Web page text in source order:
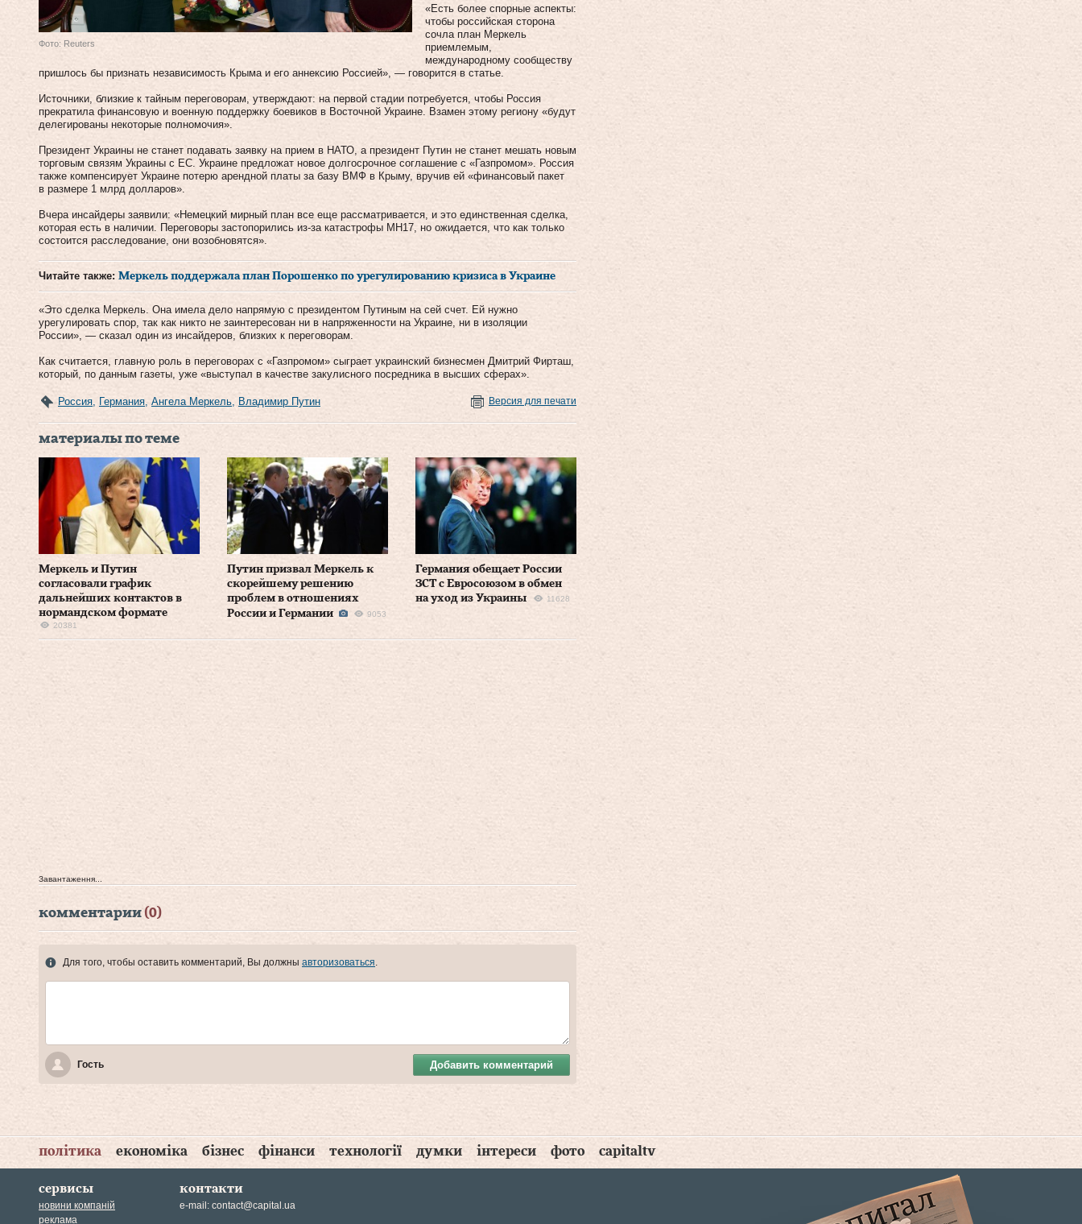
Фото: Reuters
«Есть более спорные аспекты:
чтобы российская сторона
сочла план Меркель
приемлемым,
международному сообществу
пришлось бы признать независимость Крыма и его аннексию Россией», — говорится в статье.
Источники, близкие к тайным переговорам, утверждают: на первой стадии потребуется, чтобы Россия
прекратила финансовую и военную поддержку боевиков в Восточной Украине. Взамен этому региону «будут
делегированы некоторые полномочия».
Президент Украины не станет подавать заявку на прием в НАТО, а президент Путин не станет мешать новым
торговым связям Украины с ЕС. Украине предложат новое долгосрочное соглашение с «Газпромом». Россия
также компенсирует Украине потерю арендной платы за базу ВМФ в Крыму, вручив ей «финансовый пакет
в размере 1 млрд долларов».
Вчера инсайдеры заявили: «Немецкий мирный план все еще рассматривается, и это единственная сделка,
которая есть в наличии. Переговоры застопорились из-за катастрофы MH17, но ожидается, что как только
состоится расследование, они возобновятся».
Читайте также: Меркель поддержала план Порошенко по урегулированию кризиса в Украине
«Это сделка Меркель. Она имела дело напрямую с президентом Путиным на сей счет. Ей нужно
урегулировать спор, так как никто не заинтересован ни в напряженности на Украине, ни в изоляции
России», — сказал один из инсайдеров, близких к переговорам.
Как считается, главную роль в переговорах с «Газпромом» сыграет украинский бизнесмен Дмитрий Фирташ,
который, по данным газеты, уже «выступал в качестве закулисного посредника в высших сферах».
Россия, Германия, Ангела Меркель, Владимир Путин Версия для печати
материалы по теме
Меркель и Путин
согласовали график
дальнейших контактов в
нормандском формате
20381
Путин призвал Меркель к
скорейшему решению
проблем в отношениях
России и Германии
9053
Германия обещает России
ЗСТ с Евросоюзом в обмен
на уход из Украины
11628
Завантаження...
комментарии (0)
Для того, чтобы оставить комментарий, Вы должны авторизоваться.
Гость Добавить комментарий
політика економіка бізнес фінанси технології думки інтереси фото capitaltv
сервисы
новини компаній
реклама
контакти
e-mail: contact@capital.ua